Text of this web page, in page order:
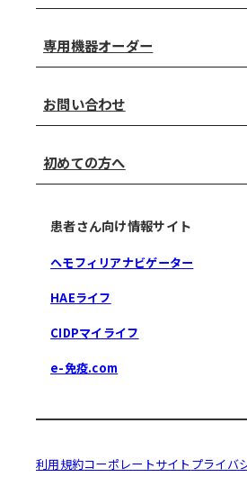
専用機器オーダー
お問い合わせ
初めての方へ
患者さん向け情報サイト
ヘモフィリアナビゲーター
HAEライフ
CIDPマイライフ
e-免疫.com
利用規約コーポレートサイト プライバ